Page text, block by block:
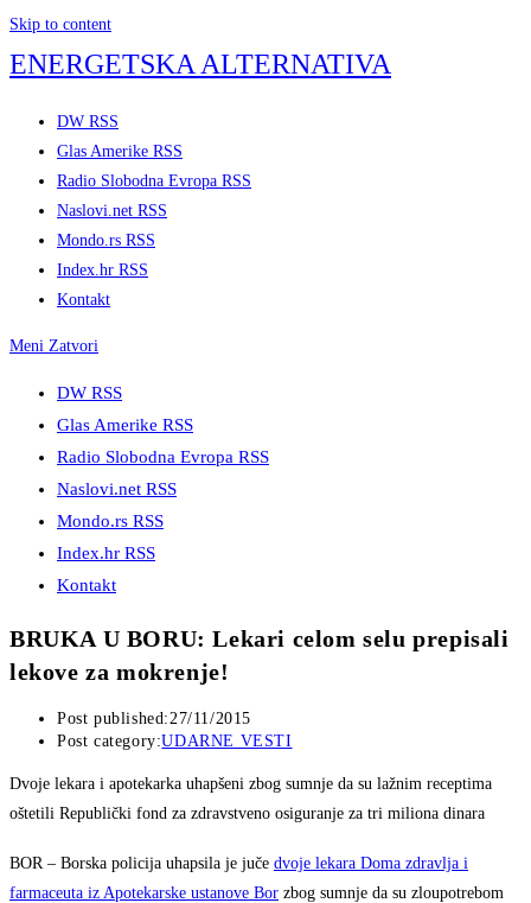
Skip to content
ENERGETSKA ALTERNATIVA
DW RSS
Glas Amerike RSS
Radio Slobodna Evropa RSS
Naslovi.net RSS
Mondo.rs RSS
Index.hr RSS
Kontakt
Meni Zatvori
DW RSS
Glas Amerike RSS
Radio Slobodna Evropa RSS
Naslovi.net RSS
Mondo.rs RSS
Index.hr RSS
Kontakt
BRUKA U BORU: Lekari celom selu prepisali
lekove za mokrenje!
Post published:27/11/2015
Post category:UDARNE VESTI
Dvoje lekara i apotekarka uhapšeni zbog sumnje da su lažnim receptima
oštetili Republički fond za zdravstveno osiguranje za tri miliona dinara
BOR – Borska policija uhapsila je juče dvoje lekara Doma zdravlja i
farmaceuta iz Apotekarske ustanove Bor zbog sumnje da su zloupotrebom